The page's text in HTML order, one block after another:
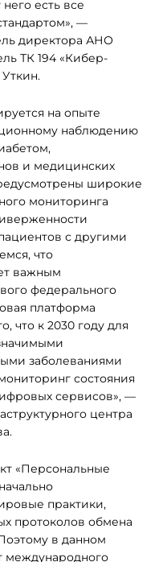
есть все
—
директора АНО
ТК 194 «Кибер-
на опыте
наблюдению
и медицинских
широкие
мониторинга
с другими
что
важным
федерального
платформа
что к 2030 году для
заболеваниями
состояния
сервисов», —
центра
«Персональные
практики,
протоколов обмена
в данном
международного